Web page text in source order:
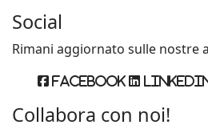
Social
Rimani aggiornato sulle nostre
Facebook
Collabora con noi!